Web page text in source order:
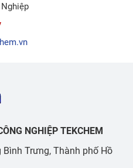
NGHIỆP TEKCHEM
Trưng, Thành phố Hồ